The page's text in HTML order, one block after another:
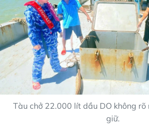
Tàu chở 22.000 lít dầu DO không rõ
giữ.